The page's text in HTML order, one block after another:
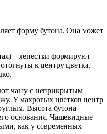
форму бутона. Она может
– лепестки формируют
к центру цветка.
чашу с неприкрытым
У махровых цветков центр
Высота бутона
основания. Чашевидные
как у современных